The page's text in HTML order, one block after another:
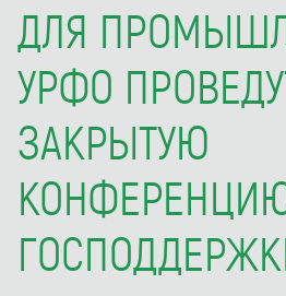
ДЛЯ
УРФО
ЗАКРЫТУЮ